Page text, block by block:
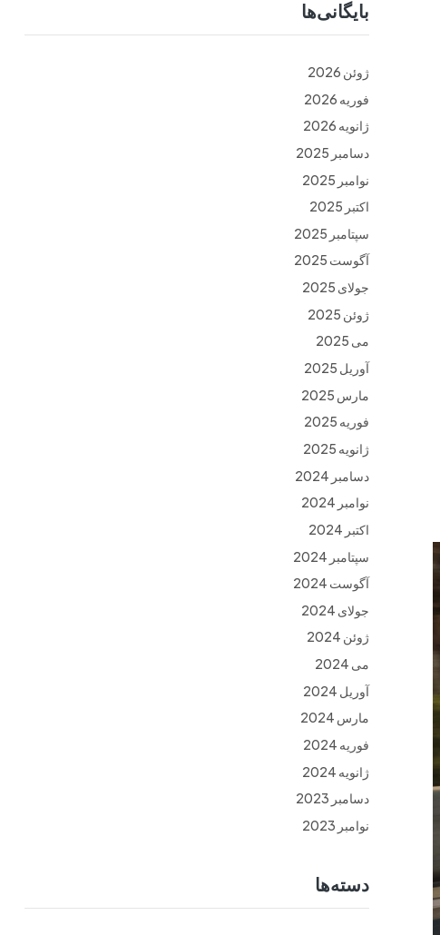
بایگانی‌ها
ژوئن 2026
فوریه 2026
ژانویه 2026
دسامبر 2025
نوامبر 2025
اکتبر 2025
سپتامبر 2025
آگوست 2025
جولای 2025
ژوئن 2025
می 2025
آوریل 2025
مارس 2025
فوریه 2025
ژانویه 2025
دسامبر 2024
نوامبر 2024
اکتبر 2024
سپتامبر 2024
آگوست 2024
جولای 2024
ژوئن 2024
می 2024
آوریل 2024
مارس 2024
فوریه 2024
ژانویه 2024
دسامبر 2023
نوامبر 2023
دسته‌ها